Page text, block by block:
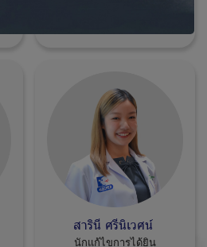
สารินี ศรีนิเวศน์
นักแก้ไขการได้ยิน